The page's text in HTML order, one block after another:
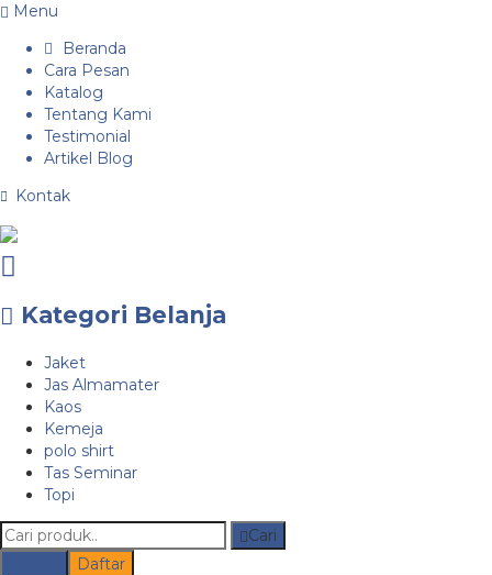
Menu
Beranda
Cara Pesan
Katalog
Tentang Kami
Testimonial
Artikel Blog
Kontak
Kategori Belanja
Jaket
Jas Almamater
Kaos
Kemeja
polo shirt
Tas Seminar
Topi
Cari
Daftar